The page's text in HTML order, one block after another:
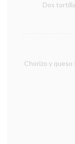
Dos
Chorizo y